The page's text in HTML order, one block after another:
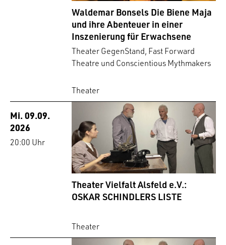
Waldemar Bonsels Die Biene Maja
und ihre Abenteuer in einer
Inszenierung für Erwachsene
Theater GegenStand, Fast Forward
Theatre und Conscientious Mythmakers
Theater
Mi. 09.09.
2026
20:00 Uhr
Theater Vielfalt Alsfeld e.V.:
OSKAR SCHINDLERS LISTE
Theater